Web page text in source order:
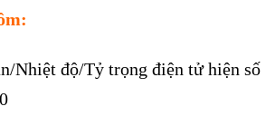
Nhiệt độ/Tỷ trọng điện tử hiện số